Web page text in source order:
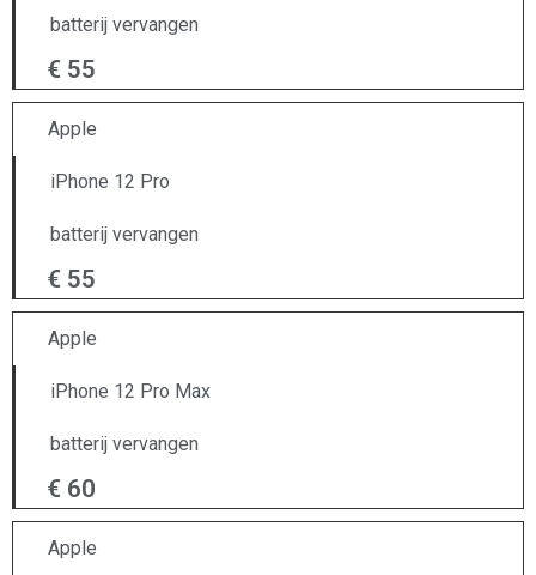
batterij vervangen
€ 55
Apple
iPhone 12 Pro
batterij vervangen
€ 55
Apple
iPhone 12 Pro Max
batterij vervangen
€ 60
Apple